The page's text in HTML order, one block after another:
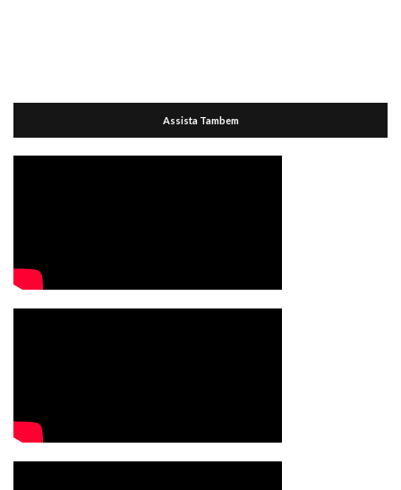
Assista Tambem